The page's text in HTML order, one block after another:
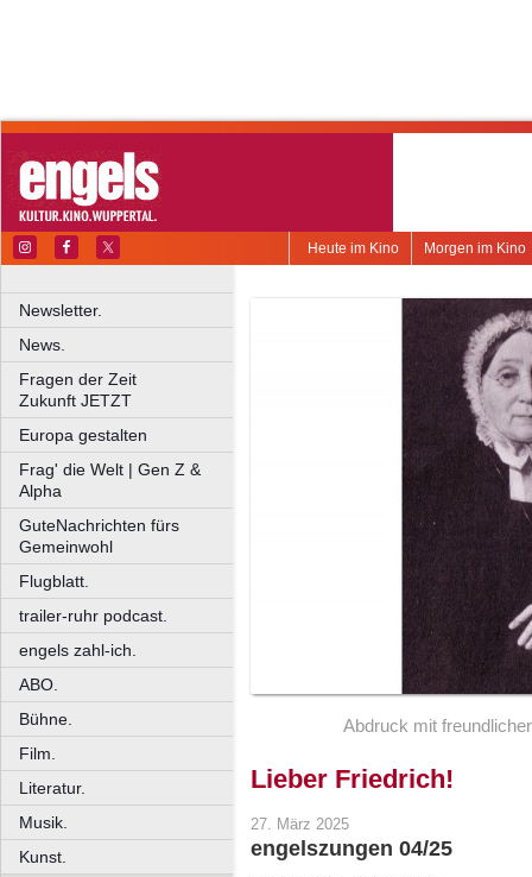
Morgen im Kino
Heute im Kino
Newsletter.
News.
Fragen der Zeit
Zukunft JETZT
Europa gestalten
Frag' die Welt | Gen Z &
Alpha
GuteNachrichten fürs
Gemeinwohl
Flugblatt.
trailer-ruhr podcast.
engels zahl-ich.
ABO.
Bühne.
Film.
Literatur.
Musik.
Kunst.
Abdruck mit
Lieber Friedrich!
27. März 2025
engelszungen 04/25